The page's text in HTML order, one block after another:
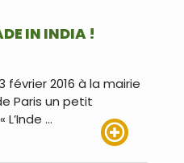
IN INDIA !
février 2016 à la mairie
Paris un petit
…